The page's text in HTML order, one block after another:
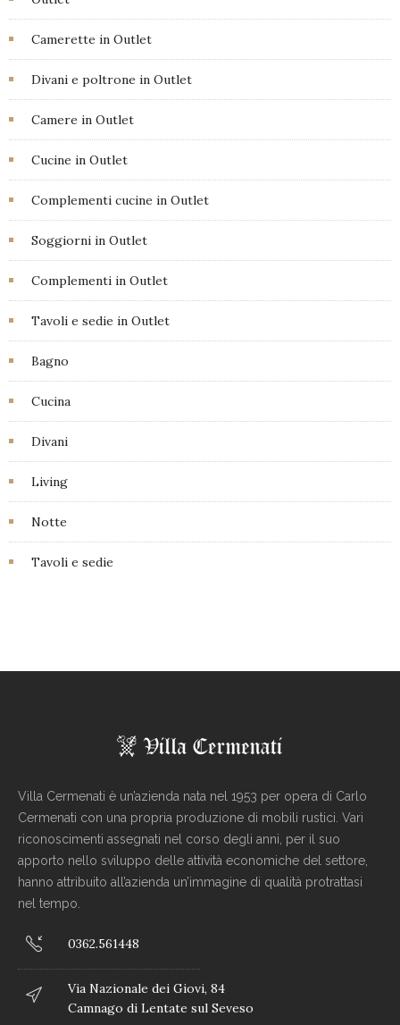
Camerette in Outlet
Divani e poltrone in Outlet
Camere in Outlet
Cucine in Outlet
Complementi cucine in Outlet
Soggiorni in Outlet
Complementi in Outlet
Tavoli e sedie in Outlet
Bagno
Cucina
Divani
Living
Notte
Tavoli e sedie
Villa Cermenati è un’azienda nata nel 1953 per opera di Carlo
Cermenati con una propria produzione di mobili rustici. Vari
riconoscimenti assegnati nel corso degli anni, per il suo
apporto nello sviluppo delle attività economiche del settore,
hanno attribuito all’azienda un’immagine di qualità protrattasi
nel tempo.
0362.561448
Via Nazionale dei Giovi, 84
Camnago di Lentate sul Seveso